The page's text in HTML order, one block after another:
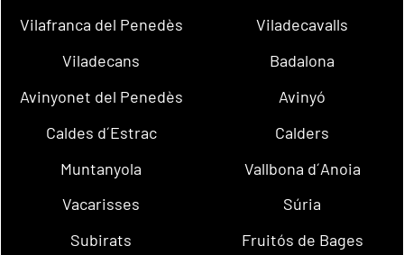
Vilafranca del Penedès
Viladecavalls
Viladecans
Badalona
Avinyonet del Penedès
Avinyó
Caldes d´Estrac
Calders
Muntanyola
Vallbona d´Anoia
Vacarisses
Súria
Subirats
Fruitós de Bages